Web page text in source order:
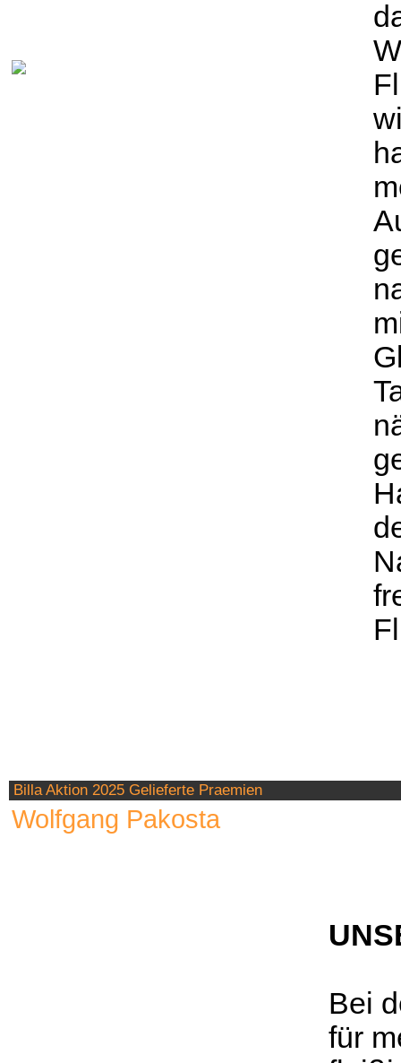
Billa Aktion 2025 Gelieferte Praemien
Wolfgang Pakosta
Bei
für